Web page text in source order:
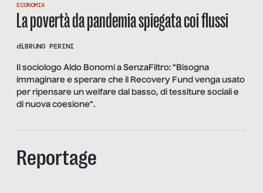
ECONOMIA
La povertà da pandemia spiegata coi flussi
diBRUNO PERINI
Il sociologo Aldo Bonomi a SenzaFiltro: “Bisogna
immaginare e sperare che il Recovery Fund venga usato
per ripensare un welfare dal basso, di tessiture sociali e
di nuova coesione”.
Reportage